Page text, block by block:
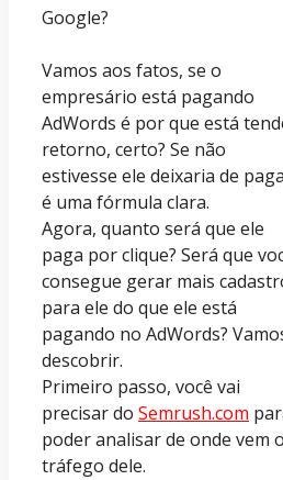
Google?
Vamos aos fatos, se o
empresário está pagando
AdWords é por que está
retorno, certo? Se não
estivesse ele deixaria de
é uma fórmula clara.
Agora, quanto será que ele
paga por clique? Será que
consegue gerar mais
para ele do que ele está
pagando no AdWords?
descobrir.
Primeiro passo, você vai
precisar do Semrush.com
poder analisar de onde vem o
tráfego dele.